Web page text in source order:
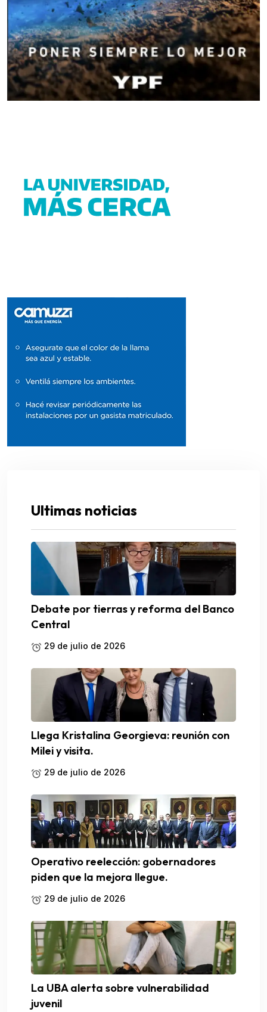
Ultimas noticias
Debate por tierras y reforma del Banco
Central
29 de julio de 2026
Llega Kristalina Georgieva: reunión con
Milei y visita.
29 de julio de 2026
Operativo reelección: gobernadores
piden que la mejora llegue.
29 de julio de 2026
La UBA alerta sobre vulnerabilidad
juvenil